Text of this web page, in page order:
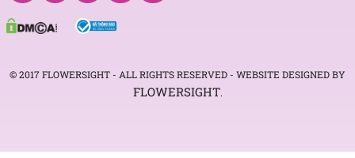
© 2017 FLOWERSIGHT - ALL RIGHTS RESERVED - WEBSITE DESIGNED BY
FLOWERSIGHT.